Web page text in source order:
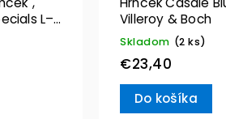
L–
Villeroy & Boch
Skladom (2 ks)
€23,40
Do košíka